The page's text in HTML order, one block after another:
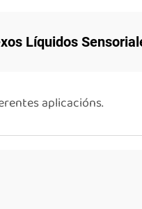
Líquidos
aplicacións.